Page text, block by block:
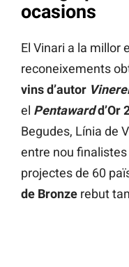
ocasions
El Vinari a la millor
reconeixements
vins d’autor
el Pentawardd’Or
Begudes, Línia de
entre nou finalistes
projectes de 60
de Bronze rebut